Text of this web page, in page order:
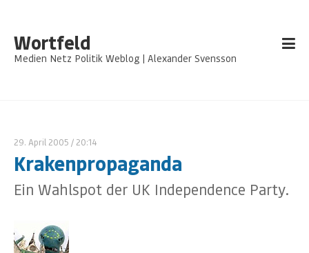
Wortfeld
Medien Netz Politik Weblog | Alexander Svensson
29. April 2005 / 20:14
Krakenpropaganda
Ein Wahlspot der UK Independence Party.